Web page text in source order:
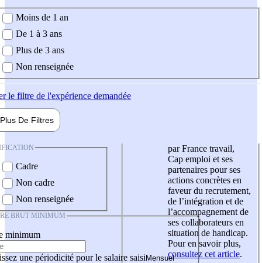
demandée
Moins de 1 an
De 1 à 3 ans
Plus de 3 ans
Non renseignée
le filtre de l'expérience demandée
Plus De Filtres
Cadre
Non cadre
Non renseignée
BRUT MINIMUM
minimum
une périodicité pour le salaire saisi
par France travail,
Cap emploi et ses
partenaires pour ses
actions concrètes en
faveur du recrutement,
de l’intégration et de
l’accompagnement de
ses collaborateurs en
situation de handicap.
Pour en savoir plus,
consultez cet article.